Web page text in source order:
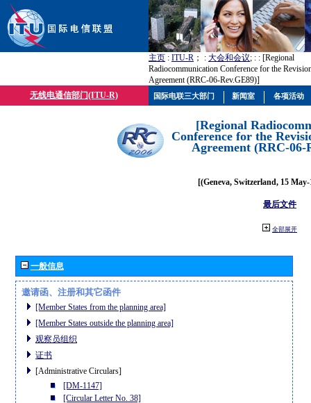
主页 : ITU-R ； : 大会和会议; : : [Regional
Radiocommunication Conference for the
Agreement (RRC-06-Rev.GE89)]
无线电通信部门(ITU-R)
[Regional
Conference for the
Agreement (RRC-06-
[(Geneva, Switzerland, 15
最后文件
全部展开
一般信息
邀请函、注册和其它函件
[Member States from the planning area]
[Member States outside the planning area]
观察员组织
证书
[Administrative Circulars]
[DM-1147]
[Circular Letter No. 38]
国际电联三大部门 新闻室 各项活动